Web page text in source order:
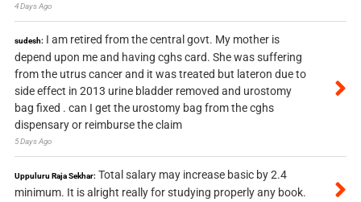
4 Days Ago
sudesh: I am retired from the central govt. My mother is
depend upon me and having cghs card. She was suffering
from the utrus cancer and it was treated but lateron due to
side effect in 2013 urine bladder removed and urostomy
bag fixed . can I get the urostomy bag from the cghs
dispensary or reimburse the claim
5 Days Ago
Uppuluru Raja Sekhar: Total salary may increase basic by 2.4
minimum. It is alright really for studying properly any book.